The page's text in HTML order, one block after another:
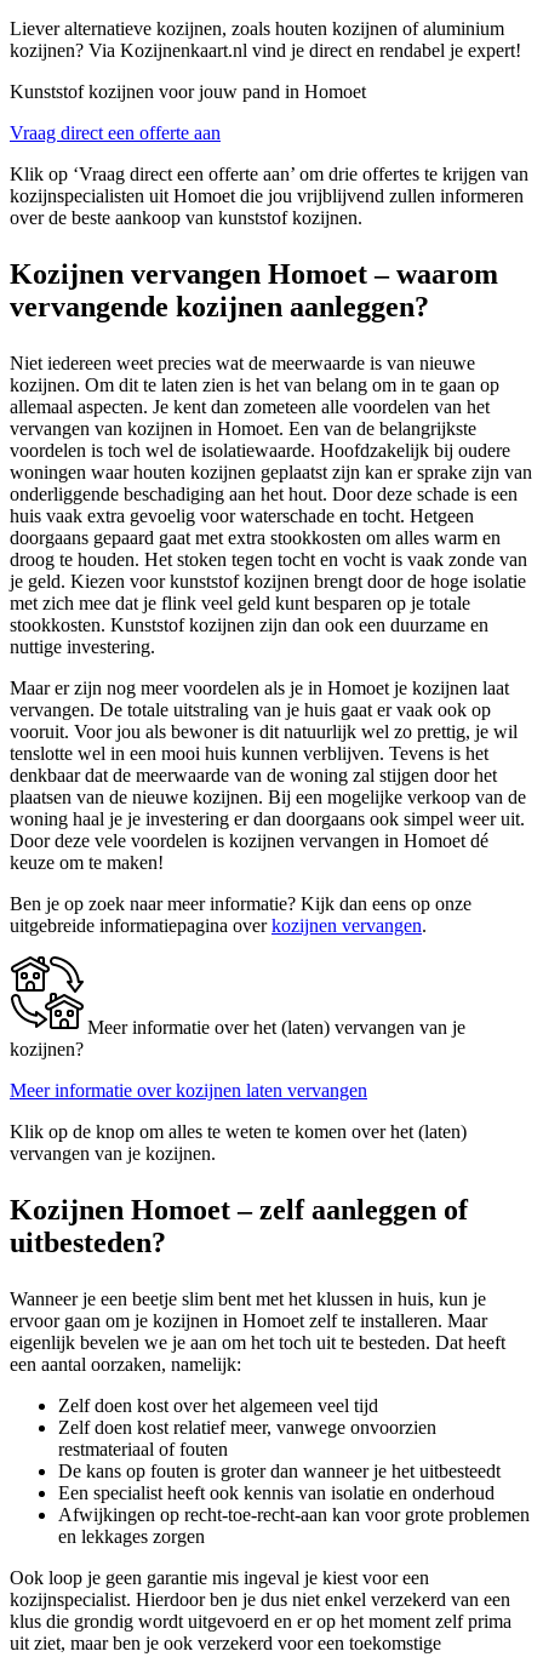
Liever alternatieve kozijnen, zoals houten kozijnen of aluminium
kozijnen? Via Kozijnenkaart.nl vind je direct en rendabel je expert!
Kunststof kozijnen voor jouw pand in Homoet
Vraag direct een offerte aan
Klik op ‘Vraag direct een offerte aan’ om drie offertes te krijgen van
kozijnspecialisten uit Homoet die jou vrijblijvend zullen informeren
over de beste aankoop van kunststof kozijnen.
Kozijnen vervangen Homoet – waarom
vervangende kozijnen aanleggen?
Niet iedereen weet precies wat de meerwaarde is van nieuwe
kozijnen. Om dit te laten zien is het van belang om in te gaan op
allemaal aspecten. Je kent dan zometeen alle voordelen van het
vervangen van kozijnen in Homoet. Een van de belangrijkste
voordelen is toch wel de isolatiewaarde. Hoofdzakelijk bij oudere
woningen waar houten kozijnen geplaatst zijn kan er sprake zijn van
onderliggende beschadiging aan het hout. Door deze schade is een
huis vaak extra gevoelig voor waterschade en tocht. Hetgeen
doorgaans gepaard gaat met extra stookkosten om alles warm en
droog te houden. Het stoken tegen tocht en vocht is vaak zonde van
je geld. Kiezen voor kunststof kozijnen brengt door de hoge isolatie
met zich mee dat je flink veel geld kunt besparen op je totale
stookkosten. Kunststof kozijnen zijn dan ook een duurzame en
nuttige investering.
Maar er zijn nog meer voordelen als je in Homoet je kozijnen laat
vervangen. De totale uitstraling van je huis gaat er vaak ook op
vooruit. Voor jou als bewoner is dit natuurlijk wel zo prettig, je wil
tenslotte wel in een mooi huis kunnen verblijven. Tevens is het
denkbaar dat de meerwaarde van de woning zal stijgen door het
plaatsen van de nieuwe kozijnen. Bij een mogelijke verkoop van de
woning haal je je investering er dan doorgaans ook simpel weer uit.
Door deze vele voordelen is kozijnen vervangen in Homoet dé
keuze om te maken!
Ben je op zoek naar meer informatie? Kijk dan eens op onze
uitgebreide informatiepagina overkozijnen vervangen.
Meer informatie over het (laten) vervangen van je
kozijnen?
Meer informatie over kozijnen laten vervangen
Klik op de knop om alles te weten te komen over het (laten)
vervangen van je kozijnen.
Kozijnen Homoet – zelf aanleggen of
uitbesteden?
Wanneer je een beetje slim bent met het klussen in huis, kun je
ervoor gaan om je kozijnen in Homoet zelf te installeren. Maar
eigenlijk bevelen we je aan om het toch uit te besteden. Dat heeft
een aantal oorzaken, namelijk:
Zelf doen kost over het algemeen veel tijd
Zelf doen kost relatief meer, vanwege onvoorzien
restmateriaal of fouten
De kans op fouten is groter dan wanneer je het uitbesteedt
Een specialist heeft ook kennis van isolatie en onderhoud
Afwijkingen op recht-toe-recht-aan kan voor grote problemen
en lekkages zorgen
Ook loop je geen garantie mis ingeval je kiest voor een
kozijnspecialist. Hierdoor ben je dus niet enkel verzekerd van een
klus die grondig wordt uitgevoerd en er op het moment zelf prima
uit ziet, maar ben je ook verzekerd voor een toekomstige